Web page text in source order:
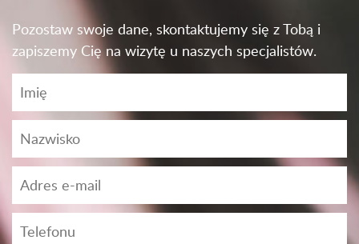
Pozostaw swoje dane, skontaktujemy się z Tobą i
zapiszemy Cię na wizytę u naszych specjalistów.